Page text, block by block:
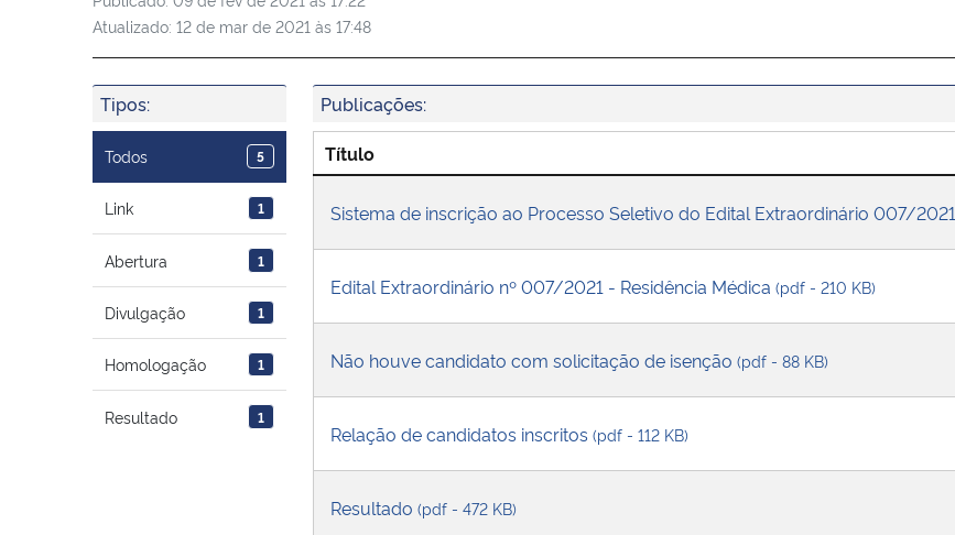
Atualizado: 12 de mar de 2021 às 17:48
Tipos:
Todos 5
Link 1
Abertura 1
Divulgação 1
Homologação 1
Resultado 1
Publicações:
Título
Sistema de inscrição ao Processo Seletivo do Edital Extraordinário 007/2021
Edital Extraordinário nº 007/2021 - Residência Médica (pdf - 210 KB)
Não houve candidato com solicitação de isenção (pdf - 88 KB)
Relação de candidatos inscritos (pdf - 112 KB)
Resultado (pdf - 472 KB)